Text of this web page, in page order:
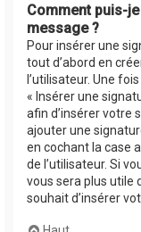
Comment puis-
message ?
Pour insérer une
tout d’abord en
l’utilisateur. Une
« Insérer une
afin d’insérer votre
ajouter une
en cochant la case
de l’utilisateur. Si
vous sera plus utile
souhait d’insérer